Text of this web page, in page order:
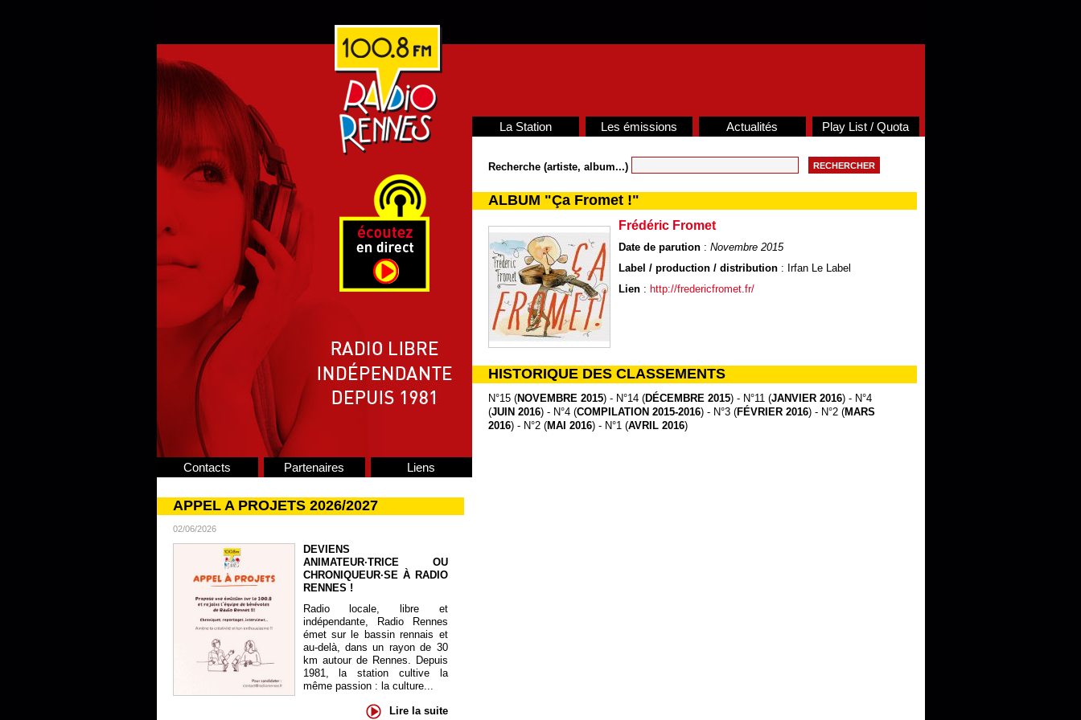
Contacts Partenaires Liens
APPEL A PROJETS 2026/2027
02/06/2026
DEVIENS
ANIMATEUR·TRICE OU
CHRONIQUEUR·SE À RADIO
RENNES !
Radio locale, libre et
indépendante, Radio Rennes
émet sur le bassin rennais et
au-delà, dans un rayon de 30
km autour de Rennes. Depuis
1981, la station cultive la
même passion : la culture...
Lire la suite
La Station Les émissions Actualités Play List / Quota
Recherche (artiste, album...)
ALBUM "Ça Fromet !"
Frédéric Fromet
Date de parution: Novembre 2015
Label / production / distribution: Irfan Le Label
Lien: http://fredericfromet.fr/
HISTORIQUE DES CLASSEMENTS
N°15 (NOVEMBRE 2015) - N°14 (DÉCEMBRE 2015) - N°11 (JANVIER 2016) - N°4
(JUIN 2016) - N°4 (COMPILATION 2015-2016) - N°3 (FÉVRIER 2016) - N°2 (MARS
2016) - N°2 (MAI 2016) - N°1 (AVRIL 2016)